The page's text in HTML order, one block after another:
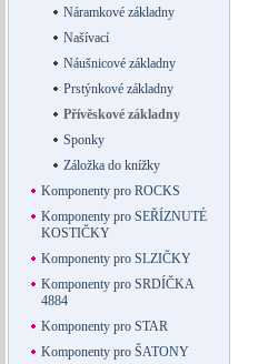
Náramkové základny
Našívací
Náušnicové základny
Prstýnkové základny
Přívěskové základny
Sponky
Záložka do knížky
Komponenty pro ROCKS
Komponenty pro SEŘÍZNUTÉ
KOSTIČKY
Komponenty pro SLZIČKY
Komponenty pro SRDÍČKA
4884
Komponenty pro STAR
Komponenty pro ŠATONY